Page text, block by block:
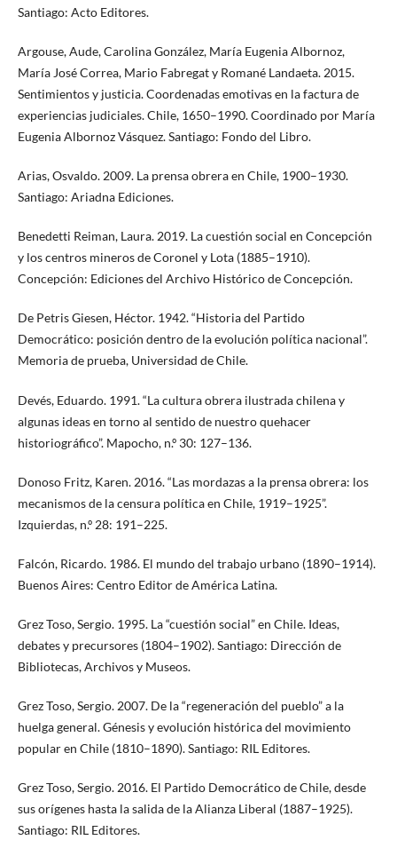
Santiago: Acto Editores.
Argouse, Aude, Carolina González, María Eugenia Albornoz,
María José Correa, Mario Fabregat y Romané Landaeta. 2015.
Sentimientos y justicia. Coordenadas emotivas en la factura de
experiencias judiciales. Chile, 1650–1990. Coordinado por María
Eugenia Albornoz Vásquez. Santiago: Fondo del Libro.
Arias, Osvaldo. 2009. La prensa obrera en Chile, 1900–1930.
Santiago: Ariadna Ediciones.
Benedetti Reiman, Laura. 2019. La cuestión social en Concepción
y los centros mineros de Coronel y Lota (1885–1910).
Concepción: Ediciones del Archivo Histórico de Concepción.
De Petris Giesen, Héctor. 1942. “Historia del Partido
Democrático: posición dentro de la evolución política nacional”.
Memoria de prueba, Universidad de Chile.
Devés, Eduardo. 1991. “La cultura obrera ilustrada chilena y
algunas ideas en torno al sentido de nuestro quehacer
historiográfico”. Mapocho, n.º 30: 127–136.
Donoso Fritz, Karen. 2016. “Las mordazas a la prensa obrera: los
mecanismos de la censura política en Chile, 1919–1925”.
Izquierdas, n.º 28: 191–225.
Falcón, Ricardo. 1986. El mundo del trabajo urbano (1890–1914).
Buenos Aires: Centro Editor de América Latina.
Grez Toso, Sergio. 1995. La “cuestión social” en Chile. Ideas,
debates y precursores (1804–1902). Santiago: Dirección de
Bibliotecas, Archivos y Museos.
Grez Toso, Sergio. 2007. De la “regeneración del pueblo” a la
huelga general. Génesis y evolución histórica del movimiento
popular en Chile (1810–1890). Santiago: RIL Editores.
Grez Toso, Sergio. 2016. El Partido Democrático de Chile, desde
sus orígenes hasta la salida de la Alianza Liberal (1887–1925).
Santiago: RIL Editores.